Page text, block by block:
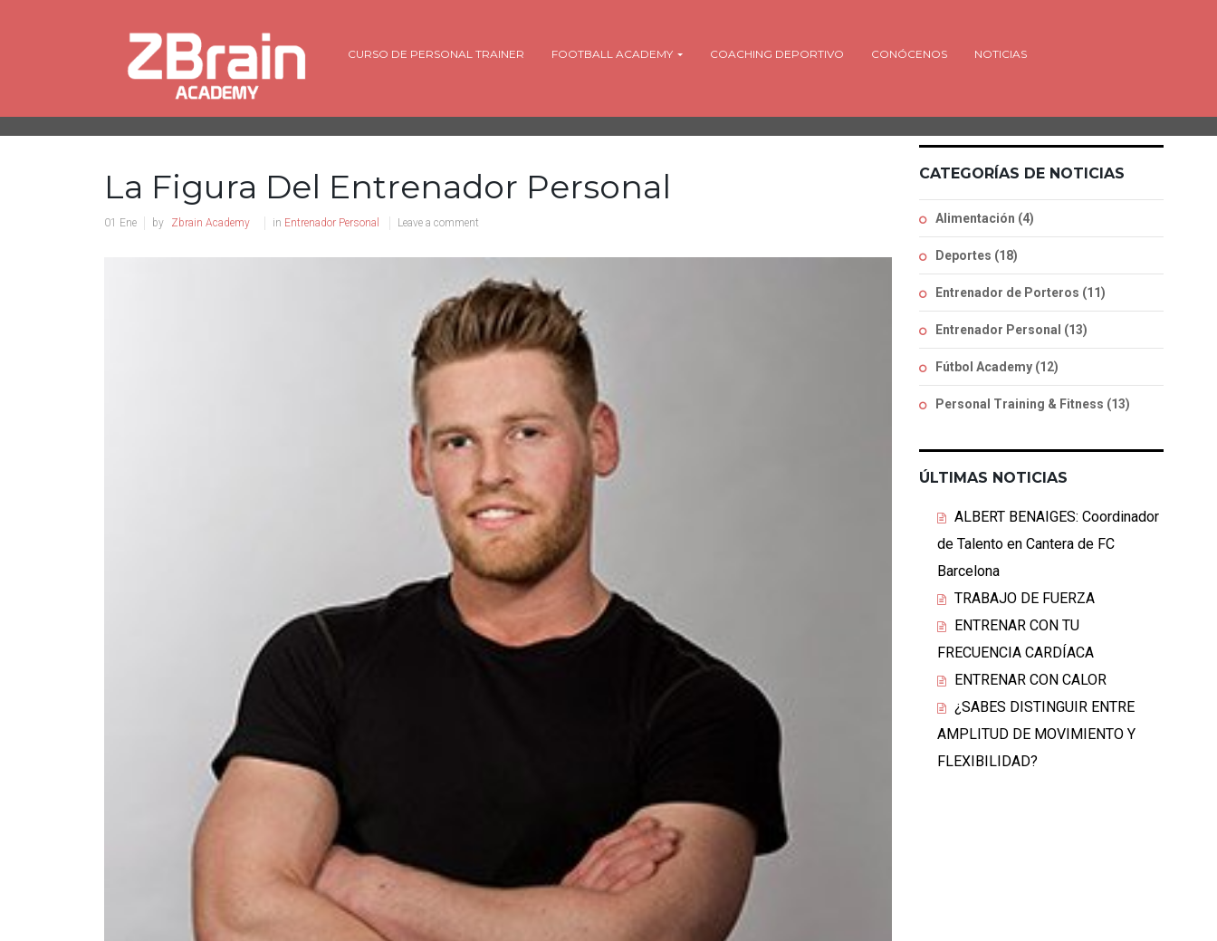
CURSO DE PERSONAL TRAINER FOOTBALL ACADEMY COACHING DEPORTIVO CONÓCENOS NOTICIAS
CATEGORÍAS DE NOTICIAS
Alimentación (4)
Deportes (18)
Entrenador de Porteros (11)
Entrenador Personal (13)
Fútbol Academy (12)
Personal Training & Fitness (13)
ÚLTIMAS NOTICIAS
ALBERT BENAIGES: Coordinador
de Talento en Cantera de FC
Barcelona
TRABAJO DE FUERZA
ENTRENAR CON TU
FRECUENCIA CARDÍACA
ENTRENAR CON CALOR
¿SABES DISTINGUIR ENTRE
AMPLITUD DE MOVIMIENTO Y
FLEXIBILIDAD?
La Figura Del Entrenador Personal
01 Ene by Zbrain Academy in Entrenador Personal Leave a comment